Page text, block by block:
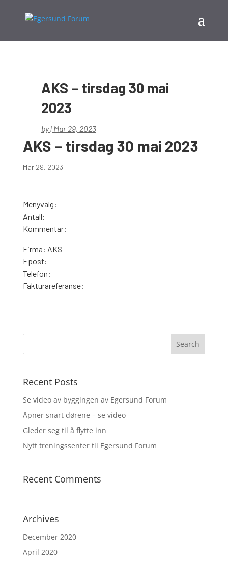
AKS – tirsdag 30 mai
2023
by| Mar 29, 2023
AKS – tirsdag 30 mai 2023
Mar 29, 2023
Menyvalg:
Antall:
Kommentar:
Firma: AKS
Epost:
Telefon:
Fakturareferanse:
———-
Recent Posts
Se video av byggingen av Egersund Forum
Åpner snart dørene – se video
Gleder seg til å flytte inn
Nytt treningssenter til Egersund Forum
Recent Comments
Archives
December 2020
April 2020